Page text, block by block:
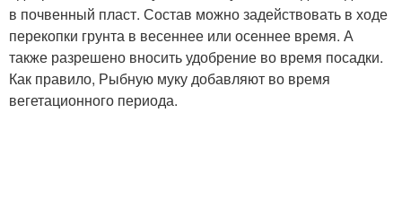
Культуры помимо
перца
Муки по сравнению
в почвенный пласт. Состав можно задействовать в ходе
перекопки грунта в весеннее или осеннее время. А
также разрешено вносить удобрение во время посадки.
Как правило, Рыбную муку добавляют во время
вегетационного периода.